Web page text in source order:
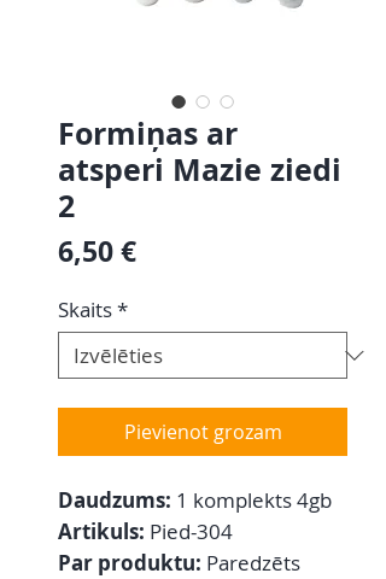
Formiņas ar
atsperi Mazie ziedi
2
6,50 €Cena
Skaits*
Pievienot grozam
Daudzums: 1 komplekts 4gb
Artikuls: Pied-304
Par produktu: Paredzēts